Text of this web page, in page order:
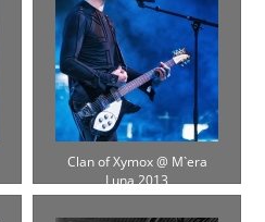
Clan of Xymox @ M`era
Luna 2013